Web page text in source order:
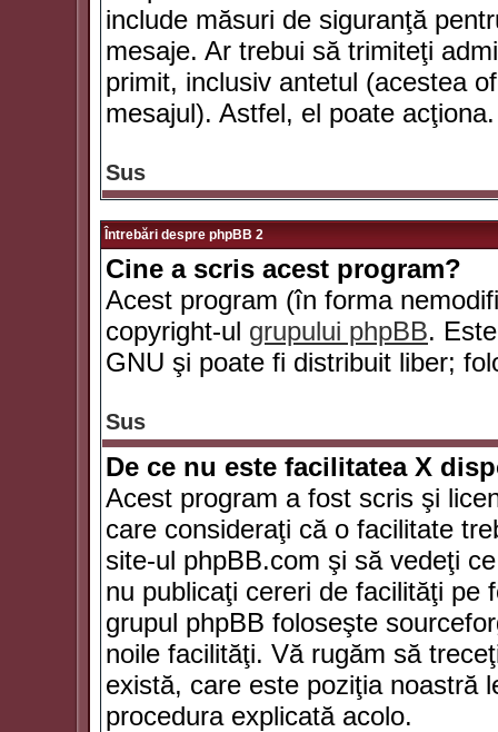
include măsuri de siguranţă
mesaje. Ar trebui să trimiteţi
primit, inclusiv antetul (acestea
mesajul). Astfel, el poate acţiona.
Sus
Întrebări despre phpBB 2
Cine a scris acest program?
Acest program (în forma
copyright-ul grupului phpBB.
GNU şi poate fi distribuit liber;
Sus
De ce nu este facilitatea X
Acest program a fost scris şi
care consideraţi că o facilitate
site-ul phpBB.com şi să vedeţi
nu publicaţi cereri de facilităţi pe
grupul phpBB foloseşte
noile facilităţi. Vă rugăm să
există, care este poziţia noastră
procedura explicată acolo.